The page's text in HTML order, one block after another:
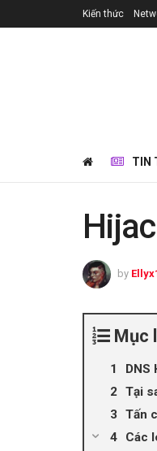
Kiến thức
TIN
by
Mục
DNS
Tại
Tấn
Các